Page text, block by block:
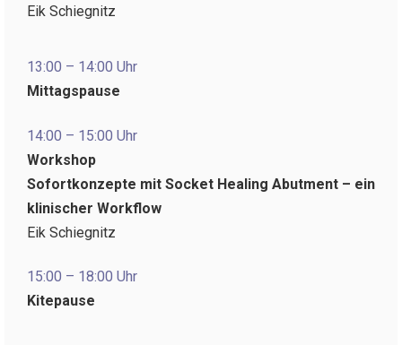
Eik Schiegnitz
13:00 – 14:00 Uhr
Mittagspause
14:00 – 15:00 Uhr
Workshop
Sofortkonzepte mit Socket Healing Abutment – ein
klinischer Workflow
Eik Schiegnitz
15:00 – 18:00 Uhr
Kitepause